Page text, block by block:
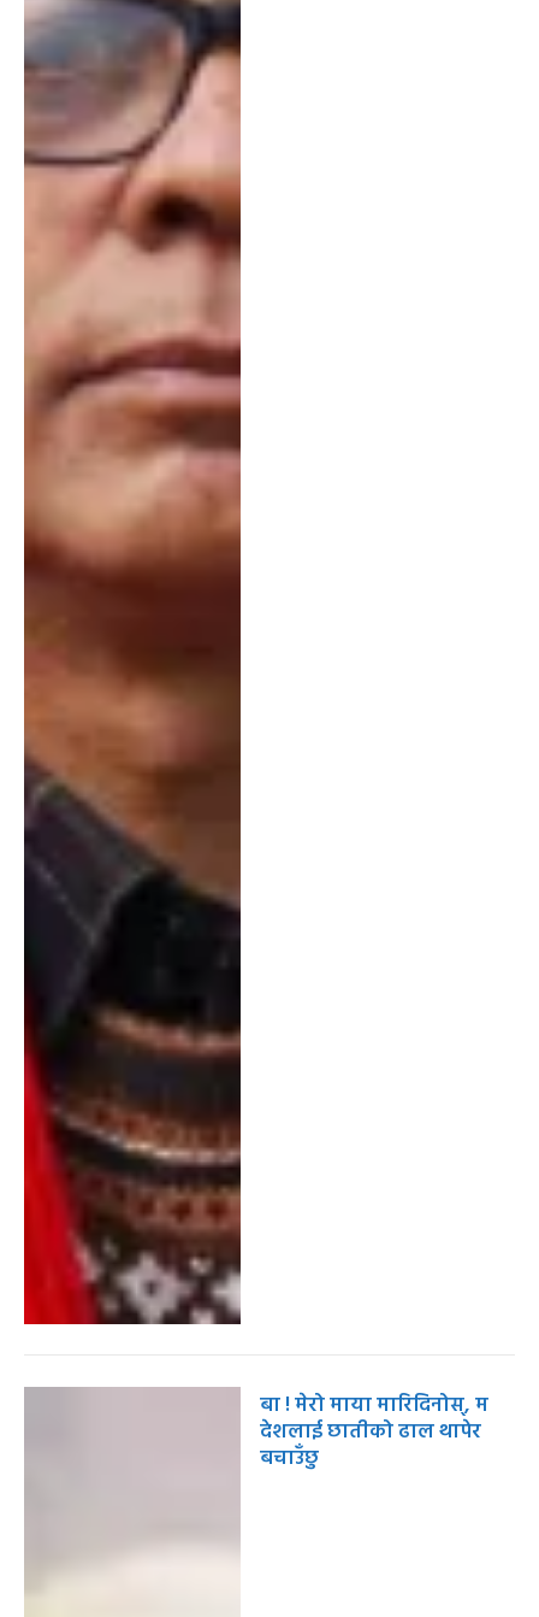
बा ! मेरो माया मारिदिनोस्, म
देशलाई छातीको ढाल थापेर
बचाउँछु